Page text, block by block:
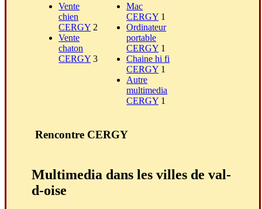
Vente
chien
CERGY 2
Vente
chaton
CERGY 3
Mac
CERGY 1
Ordinateur
portable
CERGY 1
Chaine hi fi
CERGY 1
Autre
multimedia
CERGY 1
Rencontre CERGY
Multimedia dans les villes de val-
d-oise